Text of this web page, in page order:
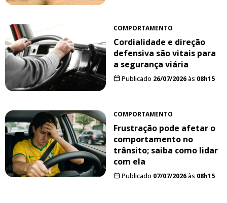
COMPORTAMENTO
Cordialidade e direção
defensiva são vitais para
a segurança viária
Publicado 26/07/2026às 08h15
COMPORTAMENTO
Frustração pode afetar o
comportamento no
trânsito; saiba como lidar
com ela
Publicado 07/07/2026às 08h15